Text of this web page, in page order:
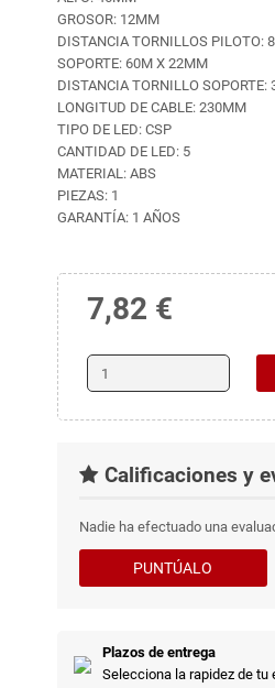
GROSOR: 12MM
DISTANCIA TORNILLOS PILOTO:
SOPORTE: 60M X 22MM
DISTANCIA TORNILLO SOPORTE:
LONGITUD DE CABLE: 230MM
TIPO DE LED: CSP
CANTIDAD DE LED: 5
MATERIAL: ABS
PIEZAS: 1
GARANTÍA: 1 AÑOS
7,82 €
Calificaciones y
Nadie ha efectuado una
PUNTÚALO
Plazos de entrega
Selecciona la rapidez de tu